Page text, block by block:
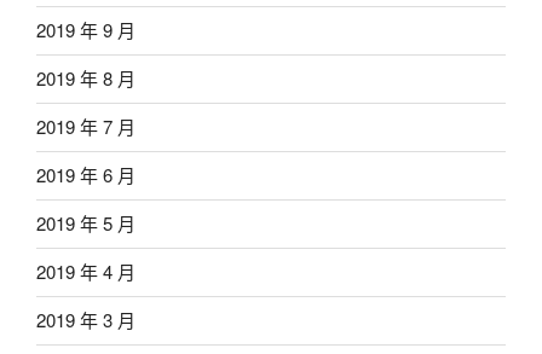
2019 年 9 月
2019 年 8 月
2019 年 7 月
2019 年 6 月
2019 年 5 月
2019 年 4 月
2019 年 3 月